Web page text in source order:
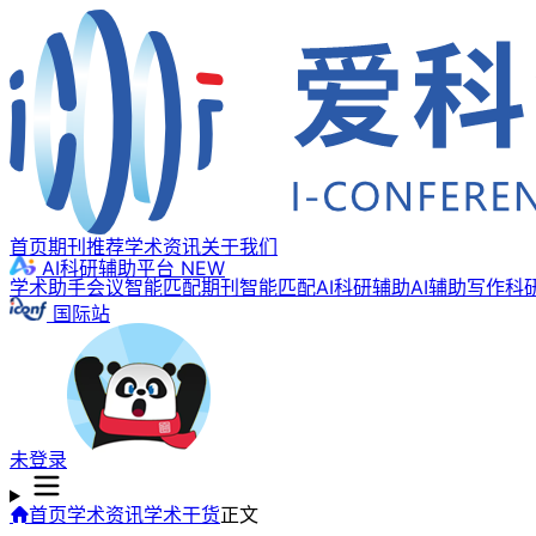
首页期刊推荐学术资讯关于我们
AI科研辅助平台 NEW
学术助手会议智能匹配期刊智能匹配AI科研辅助AI辅助写作科
国际站
未登录
首页学术资讯学术干货正文